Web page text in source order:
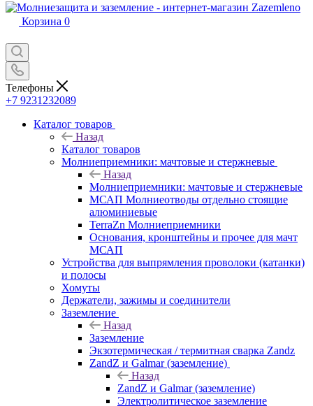
Корзина 0
Телефоны
+7 9231232089
Каталог товаров
Назад
Каталог товаров
Молниеприемники: мачтовые и стержневые
Назад
Молниеприемники: мачтовые и стержневые
МСАП Молниеотводы отдельно стоящие
алюминиевые
TerraZn Молниеприемники
Основания, кронштейны и прочее для мачт
МСАП
Устройства для выпрямления проволоки (катанки)
и полосы
Хомуты
Держатели, зажимы и соединители
Заземление
Назад
Заземление
Экзотермическая / термитная сварка Zandz
ZandZ и Galmar (заземление)
Назад
ZandZ и Galmar (заземление)
Электролитическое заземление